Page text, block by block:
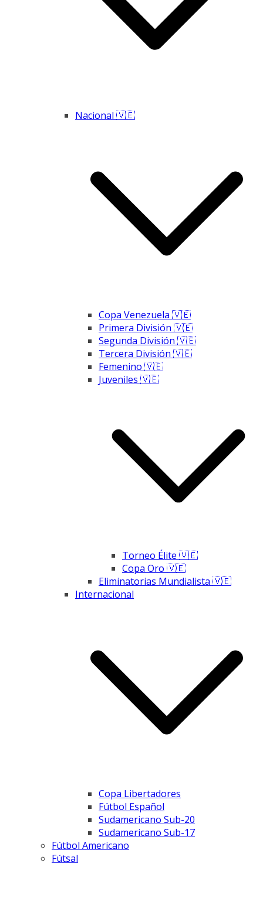
Nacional 🇻🇪
Copa Venezuela 🇻🇪
Primera División 🇻🇪
Segunda División 🇻🇪
Tercera División 🇻🇪
Femenino 🇻🇪
Juveniles 🇻🇪
Torneo Élite 🇻🇪
Copa Oro 🇻🇪
Eliminatorias Mundialista 🇻🇪
Internacional
Copa Libertadores
Fútbol Español
Sudamericano Sub-20
Sudamericano Sub-17
Fútbol Americano
Fútsal